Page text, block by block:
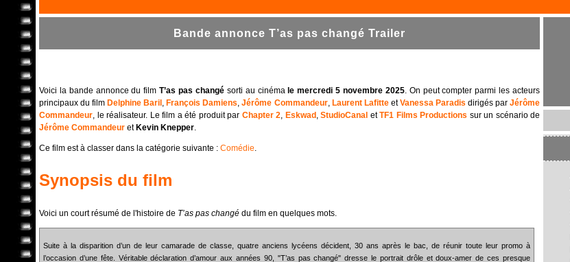
Bande annonce T’as pas changé Trailer
Voici la bande annonce du filmT’as pas changésorti au cinéma le mercredi 5 novembre 2025. On peut compter parmi les acteurs
principaux du film Delphine Baril , François Damiens,Jérôme Commandeur, Laurent LafitteetVanessa Paradis dirigés par Jérôme
Commandeur, le réalisateur. Le film a été produit par Chapter 2, Eskwad , StudioCanal etTF1 Films Productions sur un scénario de
Jérôme Commandeur et Kevin Knepper.
Ce film est à classer dans la catégorie suivante : Comédie.
Synopsis du film
Voici un court résumé de l'histoire de T’as pas changé du film en quelques mots.
Suite à la disparition d’un de leur camarade de classe, quatre anciens lycéens décident, 30 ans après le bac, de réunir toute leur promo à
l’occasion d’une fête. Véritable déclaration d’amour aux années 90, "T’as pas changé" dresse le portrait drôle et doux-amer de ces presque